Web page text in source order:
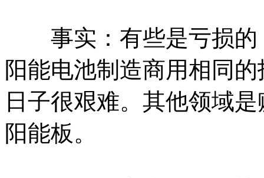
事实：有些是亏损的
阳能电池制造商用相同
日子很艰难。其他领域
阳能板。